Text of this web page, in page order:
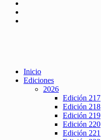
Inicio
Ediciones
2026
Edición 217
Edición 218
Edición 219
Edición 220
Edición 221